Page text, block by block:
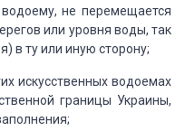
не перемещается
или уровня воды, так
в ту или иную сторону;
искусственных водоемах
границы Украины,